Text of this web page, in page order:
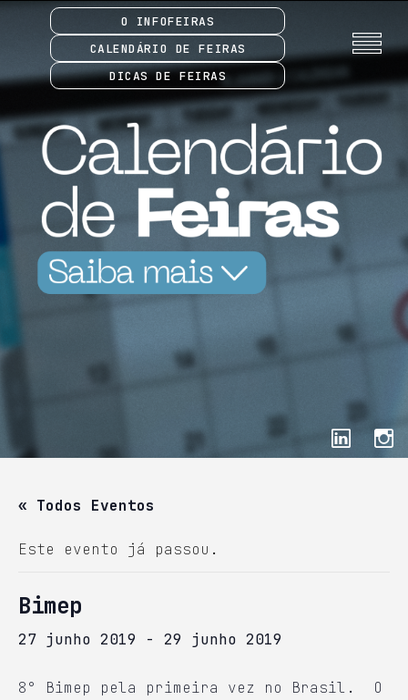
O INFOFEIRAS
CALENDÁRIO DE FEIRAS
DICAS DE FEIRAS
« Todos Eventos
Este evento já passou.
Bimep
27 junho 2019 - 29 junho 2019
8° Bimep pela primeira vez no Brasil. O